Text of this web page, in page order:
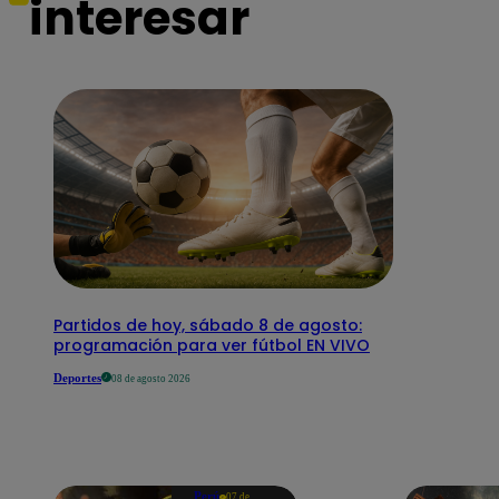
interesar
Partidos de hoy, sábado 8 de agosto:
programación para ver fútbol EN VIVO
Deportes 08 de agosto 2026
Perú